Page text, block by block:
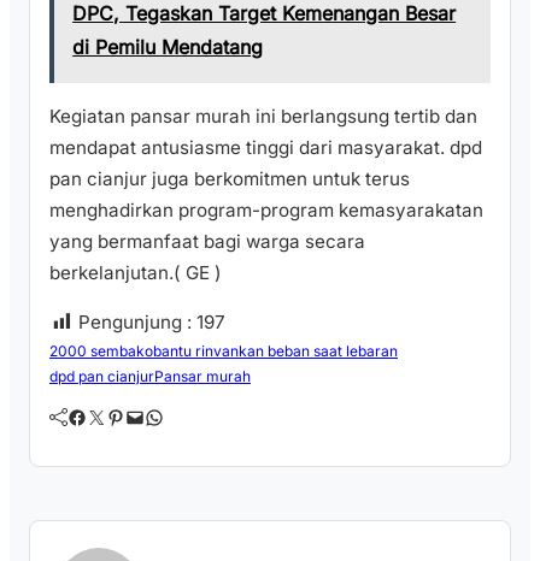
DPC, Tegaskan Target Kemenangan Besar
di Pemilu Mendatang
Kegiatan pansar murah ini berlangsung tertib dan
mendapat antusiasme tinggi dari masyarakat. dpd
pan cianjur juga berkomitmen untuk terus
menghadirkan program-program kemasyarakatan
yang bermanfaat bagi warga secara
berkelanjutan.( GE )
Pengunjung : 197
2000 sembakobantu rinvankan beban saat lebaran
dpd pan cianjurPansar murah
Facebook Twitter Pinterest Mail WhatsApp